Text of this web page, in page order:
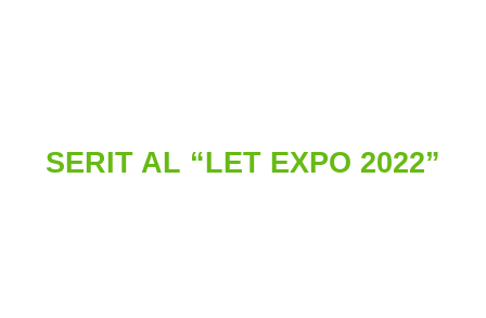
SERIT AL “LET EXPO 2022”